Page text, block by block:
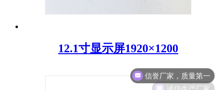
12.1寸显示屏1920×1200
诚信生产厂家